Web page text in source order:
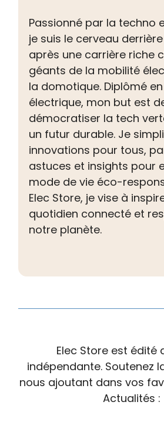
Passionné par la techno
je suis le cerveau
après une carrière riche
géants de la mobilité
la domotique. Diplômé
électrique, mon but est
démocratiser la tech
un futur durable. Je
innovations pour tous,
astuces et insights pour
mode de vie éco-
Elec Store, je vise à
quotidien connecté et
notre planète.
Elec Store est édité
indépendante. Soutenez
nous ajoutant dans vos
Actualités :